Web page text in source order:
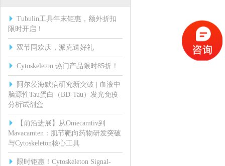
Tubulin工具年末钜惠，额外折扣
限时开启！
双节同欢庆，派克送好礼
Cytoskeleton 热门产品限时85折！
阿尔茨海默病研究新突破 | 血液中
脑源性Tau蛋白（BD-Tau）发光免疫
分析试剂盒
【前沿进展】从Omecamtiv到
Mavacamten：肌节靶向药物研发突破
与Cytoskeleton核心工具
限时钜惠！Cytoskeleton Signal-